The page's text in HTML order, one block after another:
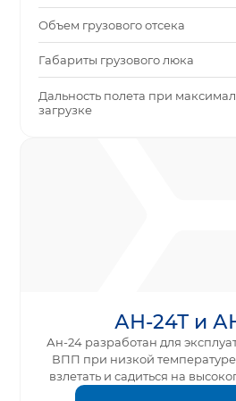
Объем грузового отсека
Габариты грузового люка
Дальность полета при
загрузке
АН-24Т и
Ан-24 разработан для
ВПП при низкой температуре
взлетать и садиться на